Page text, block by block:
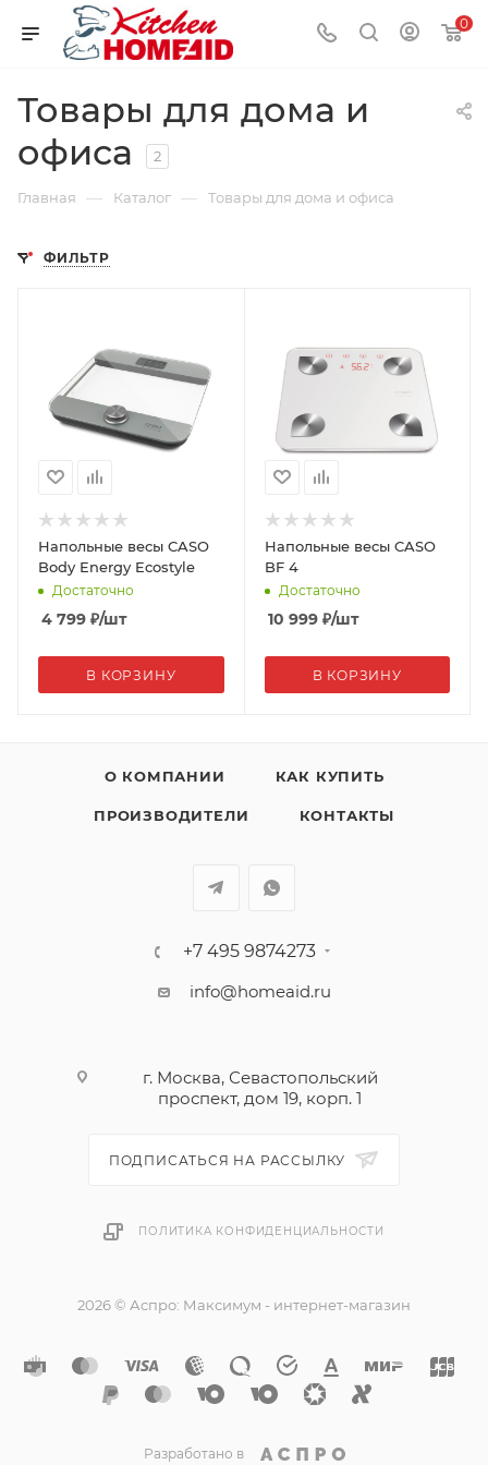
0
Товары для дома и
офиса
2
Главная — Каталог — Товары для дома и офиса
ФИЛЬТР
Напольные весы CASO
Body Energy Ecostyle
Достаточно
4 799 ₽/шт
В КОРЗИНУ
Напольные весы CASO
BF 4
Достаточно
10 999₽/шт
В КОРЗИНУ
О КОМПАНИИ КАК КУПИТЬ
ПРОИЗВОДИТЕЛИ КОНТАКТЫ
+7 495 9874273
info@homeaid.ru
г. Москва, Севастопольский
проспект, дом 19, корп. 1
ПОДПИСАТЬСЯ НА РАССЫЛКУ
ПОЛИТИКА КОНФИДЕНЦИАЛЬНОСТИ
2026 © Аспро: Максимум - интернет-магазин
Разработано в